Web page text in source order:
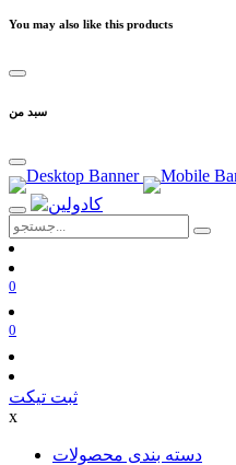
You may also like this products
سبد من
0
0
ثبت تیکت
x
دسته بندی محصولات